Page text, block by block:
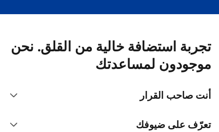
تجربة استضافة خالية من القلق. نحن
موجودون لمساعدتك
أنت صاحب القرار
تعرّف على ضيوفك